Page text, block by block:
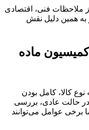
ملاحظات فنی، اقتصادی
همین دلیل نقش
ماده
کالا، کامل بودن
حالت عادی، بررسی
عوامل می‌توانند